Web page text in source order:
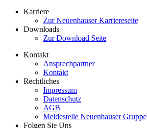
Karriere
Zur Neuenhauser Karriereseite
Downloads
Zur Download Seite
Kontakt
Ansprechpartner
Kontakt
Rechtliches
Impressum
Datenschutz
AGB
Meldestelle Neuenhauser Gruppe
Folgen Sie Uns